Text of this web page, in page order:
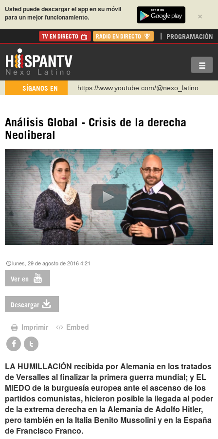
×
Usted puede descargar el app en su móvil
para un mejor funcionamiento.
TV EN DIRECTO RADIO EN DIRECTO PROGRAMACIÓN
SÍGANOS EN
https://www.youtube.com/@nexo_latino
https://t.me/hispantvcanal
Instagram como: hispan_tv
https://www.facebook.com/Nexolatino.Canal
Análisis Global - Crisis de la derecha
Neoliberal
lunes, 29 de agosto de 2016 4:21
Ver en
Descargar
Imprimir Embed
LA HUMILLACIÓN recibida por Alemania en los tratados
de Versalles al finalizar la primera guerra mundial; y EL
MIEDO de la burguesía europea ante el ascenso de los
partidos comunistas, hicieron posible la llegada al poder
de la extrema derecha en la Alemania de Adolfo Hitler,
pero también en la Italia Benito Mussolini y en la España
de Francisco Franco.